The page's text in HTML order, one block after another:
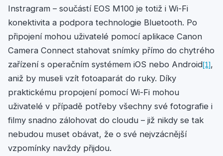
Instragram – součástí EOS M100 je totiž i Wi-Fi
konektivita a podpora technologie Bluetooth. Po
připojení mohou uživatelé pomocí aplikace Canon
Camera Connect stahovat snímky přímo do chytrého
zařízení s operačním systémem iOS nebo Android[1],
aniž by museli vzít fotoaparát do ruky. Díky
praktickému propojení pomocí Wi-Fi mohou
uživatelé v případě potřeby všechny své fotografie i
filmy snadno zálohovat do cloudu – již nikdy se tak
nebudou muset obávat, že o své nejvzácnější
vzpomínky navždy přijdou.